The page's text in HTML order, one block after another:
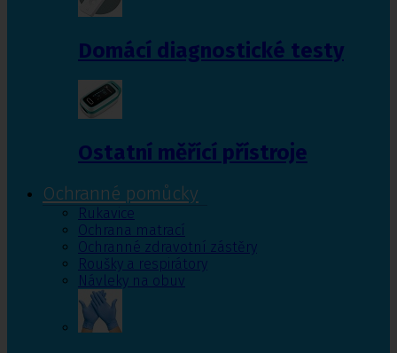
Domácí diagnostické testy
Ostatní měřící přístroje
Ochranné pomůcky
Rukavice
Ochrana matrací
Ochranné zdravotní zástěry
Roušky a respirátory
Návleky na obuv